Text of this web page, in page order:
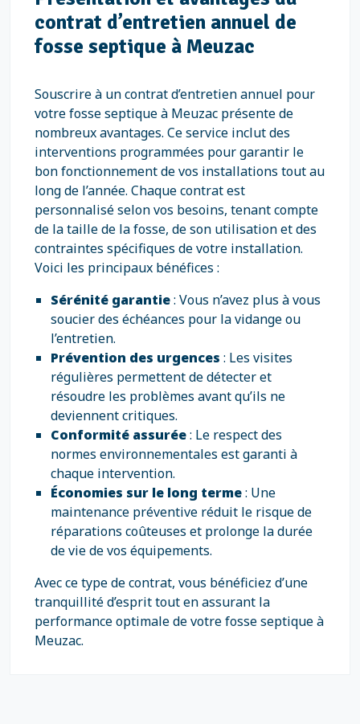
contrat d’entretien annuel de
fosse septique à Meuzac
Souscrire à un contrat d’entretien annuel pour
votre fosse septique à Meuzac présente de
nombreux avantages. Ce service inclut des
interventions programmées pour garantir le
bon fonctionnement de vos installations tout au
long de l’année. Chaque contrat est
personnalisé selon vos besoins, tenant compte
de la taille de la fosse, de son utilisation et des
contraintes spécifiques de votre installation.
Voici les principaux bénéfices :
Sérénité garantie: Vous n’avez plus à vous
soucier des échéances pour la vidange ou
l’entretien.
Prévention des urgences : Les visites
régulières permettent de détecter et
résoudre les problèmes avant qu’ils ne
deviennent critiques.
Conformité assurée: Le respect des
normes environnementales est garanti à
chaque intervention.
Économies sur le long terme: Une
maintenance préventive réduit le risque de
réparations coûteuses et prolonge la durée
de vie de vos équipements.
Avec ce type de contrat, vous bénéficiez d’une
tranquillité d’esprit tout en assurant la
performance optimale de votre fosse septique à
Meuzac.